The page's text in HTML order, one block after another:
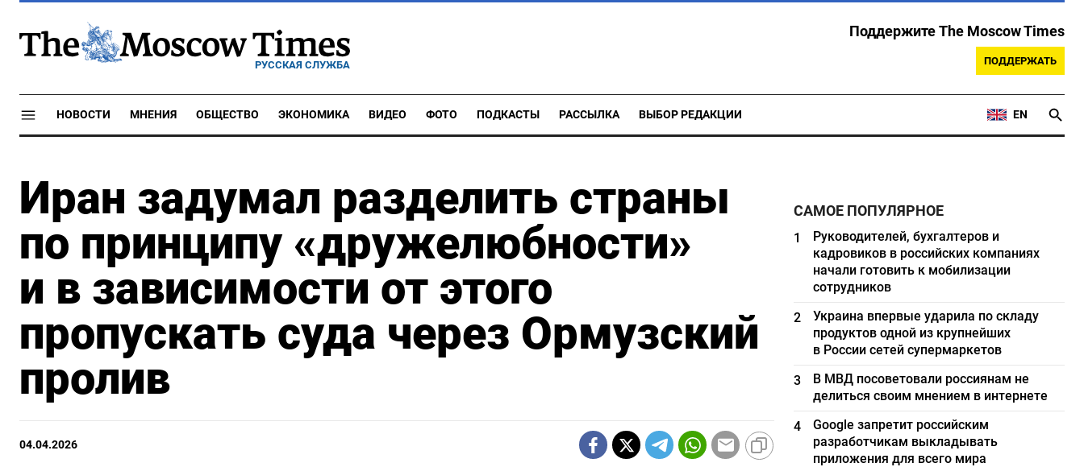
РУССКАЯ СЛУЖБА
Поддержите The Moscow Times
ПОДДЕРЖАТЬ
НОВОСТИ МНЕНИЯ ОБЩЕСТВО ЭКОНОМИКА ВИДЕО ФОТО ПОДКАСТЫ РАССЫЛКА ВЫБОР РЕДАКЦИИ EN
Иран задумал разделить страны
по принципу «дружелюбности»
и в зависимости от этого
пропускать суда через Ормузский
пролив
04.04.2026
САМОЕ ПОПУЛЯРНОЕ
1
Руководителей, бухгалтеров и
кадровиков в российских компаниях
начали готовить к мобилизации
сотрудников
2
Украина впервые ударила по складу
продуктов одной из крупнейших
в России сетей супермаркетов
3
В МВД посоветовали россиянам не
делиться своим мнением в интернете
4
Google запретит российским
разработчикам выкладывать
приложения для всего мира